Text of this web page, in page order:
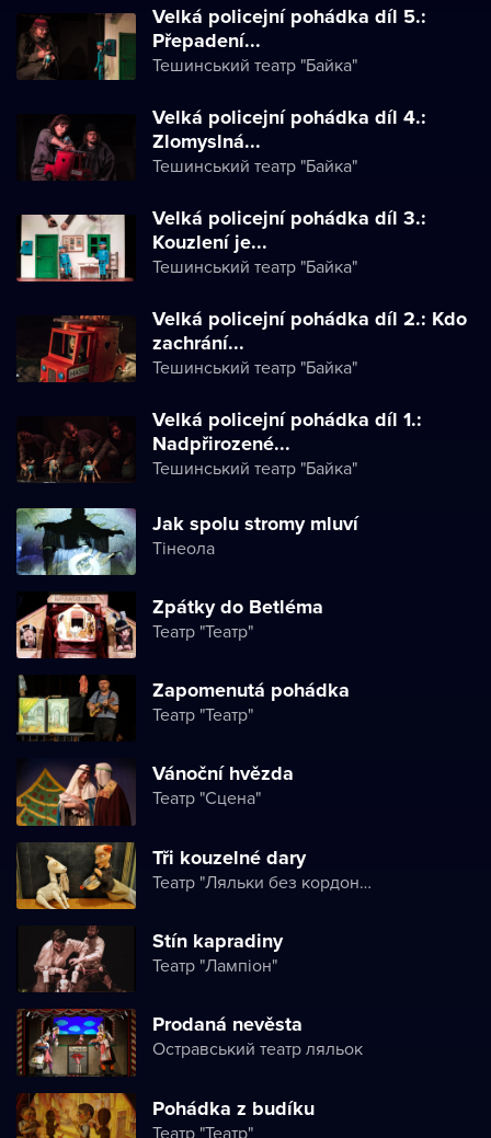
Velká policejní pohádka díl 5.:
Přepadení...
Тешинський театр "Байка"
Velká policejní pohádka díl 4.:
Zlomyslná...
Тешинський театр "Байка"
Velká policejní pohádka díl 3.:
Kouzlení je...
Тешинський театр "Байка"
Velká policejní pohádka díl 2.: Kdo
zachrání...
Тешинський театр "Байка"
Velká policejní pohádka díl 1.:
Nadpřirozené...
Тешинський театр "Байка"
Jak spolu stromy mluví
Тінеола
Zpátky do Betléma
Театр "Театр"
Zapomenutá pohádka
Театр "Театр"
Vánoční hvězda
Театр "Сцена"
Tři kouzelné dary
Театр "Ляльки без кордонів"
Stín kapradiny
Театр "Лампіон"
Prodaná nevěsta
Остравський театр ляльок
Pohádka z budíku
Театр "Театр"